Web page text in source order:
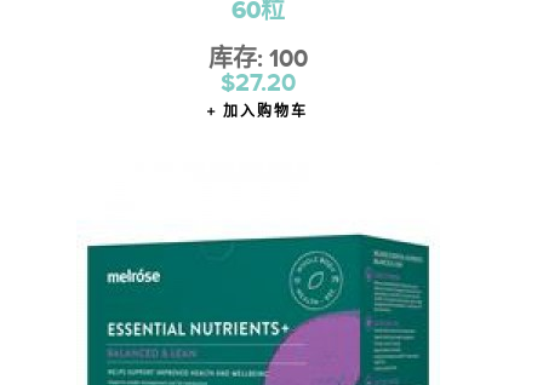
60粒
库存: 100
$27.20
加入购物车